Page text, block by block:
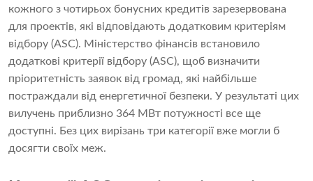
кожного з чотирьох бонусних кредитів зарезервована
для проектів, які відповідають додатковим критеріям
відбору (ASC). Міністерство фінансів встановило
додаткові критерії відбору (ASC), щоб визначити
пріоритетність заявок від громад, які найбільше
постраждали від енергетичної безпеки. У результаті цих
вилучень приблизно 364 МВт потужності все ще
доступні. Без цих вирізань три категорії вже могли б
досягти своїх меж.